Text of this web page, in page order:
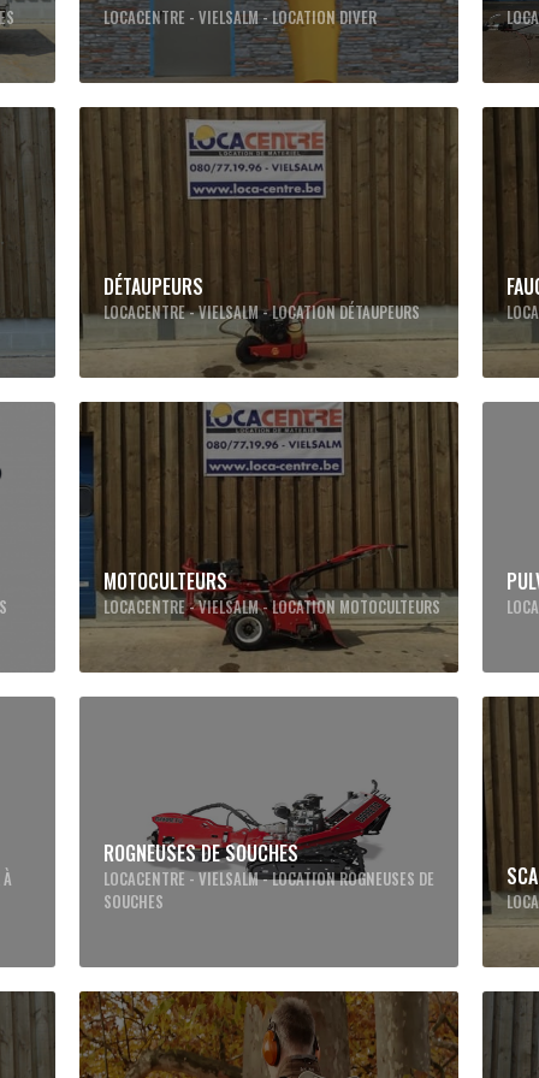
LOCACENTRE - VIELSALM - LOCATION DIVER
DÉTAUPEURS
LOCACENTRE - VIELSALM - LOCATION DÉTAUPEURS
MOTOCULTEURS
LOCACENTRE - VIELSALM - LOCATION MOTOCULTEURS
ROGNEUSES DE SOUCHES
LOCACENTRE - VIELSALM - LOCATION ROGNEUSES DE
SOUCHES